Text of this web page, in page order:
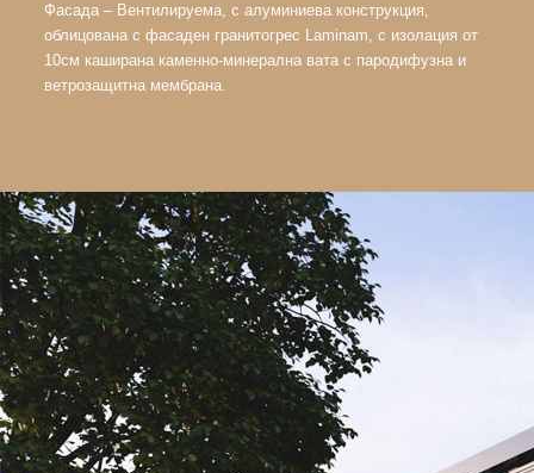
Фасада – Вентилируема, с алуминиева конструкция,
облицована с фасаден гранитогрес Laminam, с изолация от
10см каширана каменно-минерална вата с пародифузна и
ветрозащитна мембрана.